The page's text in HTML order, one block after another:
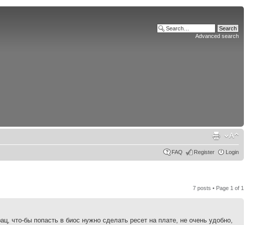
Advanced search
FAQ Register Login
7 posts • Page 1 of 1
что-бы попасть в биос нужно сделать ресет на плате, не очень удобно,